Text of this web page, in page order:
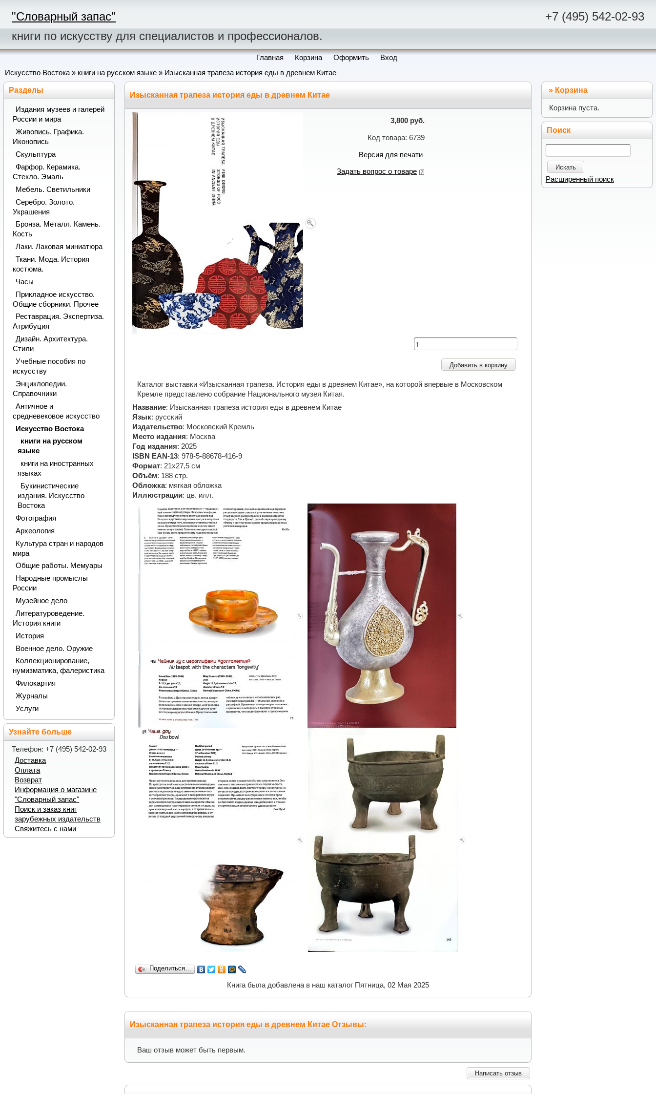
"Словарный запас"
книги по искусству для специалистов и профессионалов.
+7 (495) 542-02-93
Главная Корзина Оформить
Вход
Искусство Востока» книги на русском языке » Изысканная трапеза история еды в древнем Китае
Изысканная трапеза история еды в древнем Китае
3,800 руб.
Код товара: 6739
Версия для печати
Задать вопрос о товаре
Добавить в корзину
Каталог выставки «Изысканная трапеза. История еды в древнем Китае», на которой впервые в Московском
Кремле представлено собрание Национального музея Китая.
Название: Изысканная трапеза история еды в древнем Китае
Язык: русский
Издательство: Московский Кремль
Место издания: Москва
Год издания: 2025
ISBN EAN-13: 978-5-88678-416-9
Формат: 21х27,5 см
Объём: 188 стр.
Обложка: мягкая обложка
Иллюстрации: цв. илл.
Поделиться…
Книга была добавлена в наш каталог Пятница, 02 Мая 2025
Изысканная трапеза история еды в древнем Китае Отзывы:
Ваш отзыв может быть первым.
Написать отзыв
Разделы
Издания музеев и галерей
России и мира
Живопись. Графика.
Иконопись
Скульптура
Фарфор. Керамика.
Стекло. Эмаль
Мебель. Светильники
Серебро. Золото.
Украшения
Бронза. Металл. Камень.
Кость
Лаки. Лаковая миниатюра
Ткани. Мода. История
костюма.
Часы
Прикладное искусство.
Общие сборники. Прочее
Реставрация. Экспертиза.
Атрибуция
Дизайн. Архитектура.
Стили
Учебные пособия по
искусству
Энциклопедии.
Справочники
Античное и
средневековое искусство
Искусство Востока
книги на русском
языке
книги на иностранных
языках
Букинистические
издания. Искусство
Востока
Фотография
Археология
Культура стран и народов
мира
Общие работы. Мемуары
Народные промыслы
России
Музейное дело
Литературоведение.
История книги
История
Военное дело. Оружие
Коллекционирование,
нумизматика, фалеристика
Филокартия
Журналы
Услуги
Узнайте больше
Телефон: +7 (495) 542-02-93
Доставка
Оплата
Возврат
Информация о магазине
"Словарный запас"
Поиск и заказ книг
зарубежных издательств
Свяжитесь с нами
» Корзина
Корзина пуста.
Поиск
Искать
Расширенный поиск